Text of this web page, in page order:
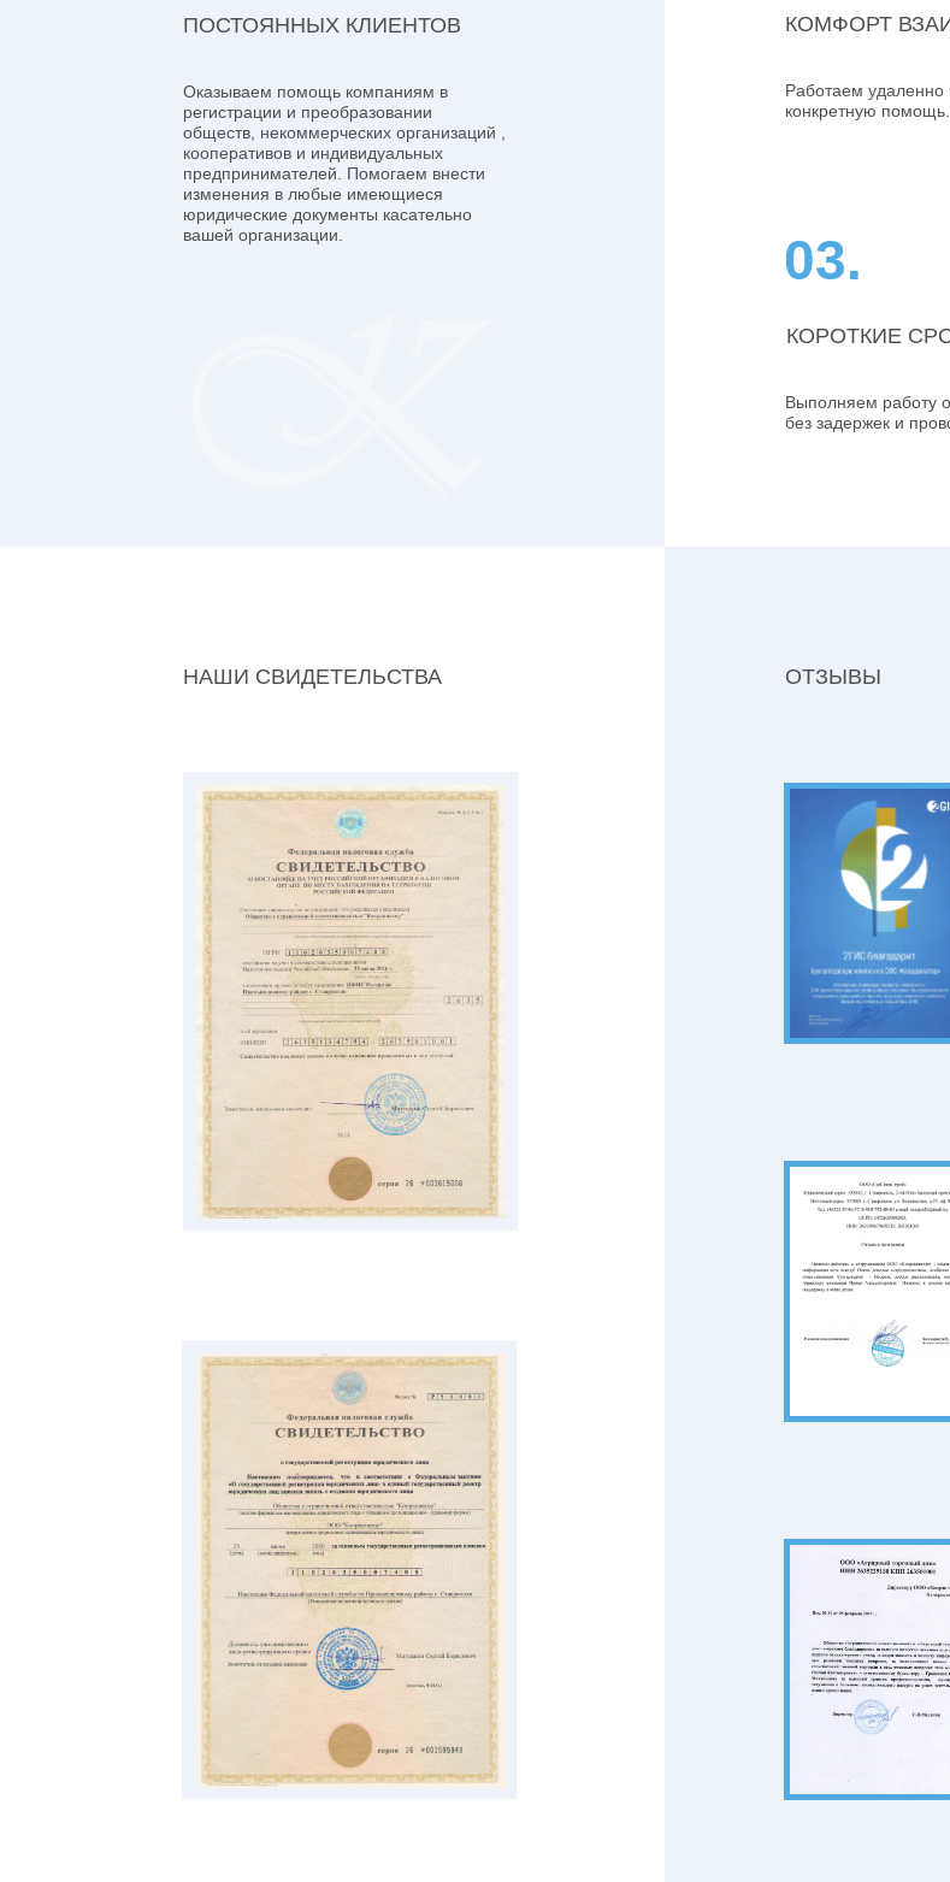
ПОСТОЯННЫХ КЛИЕНТОВ
Оказываем помощь компаниям в
регистрации и преобразовании
обществ, некоммерческих организаций ,
кооперативов и индивидуальных
предпринимателей. Помогаем внести
изменения в любые имеющиеся
юридические документы касательно
вашей организации.
КОМФОРТ
Работаем удаленно
конкретную помощь.
03.
КОРОТКИЕ
Выполняем работу
без задержек и
ОТЗЫВЫ
НАШИ СВИДЕТЕЛЬСТВА